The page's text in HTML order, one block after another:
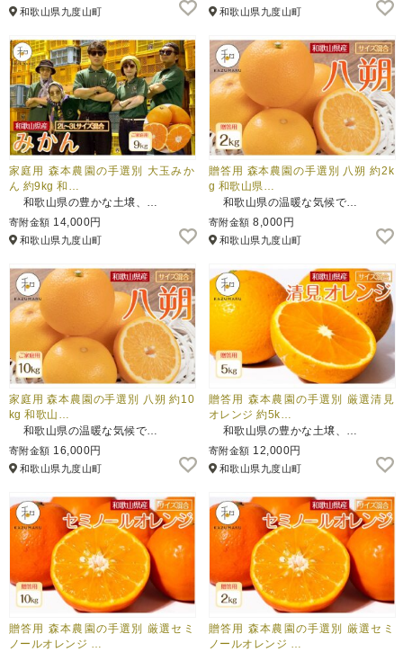
和歌山県九度山町 和歌山県九度山町
家庭用 森本農園の手選別 大玉みか
ん 約9kg 和…
和歌山県の豊かな土壌、…
寄附金額 14,000円
和歌山県九度山町
贈答用 森本農園の手選別 八朔 約2k
g 和歌山県…
和歌山県の温暖な気候で…
寄附金額 8,000円
和歌山県九度山町
家庭用 森本農園の手選別 八朔 約10
kg 和歌山…
和歌山県の温暖な気候で…
寄附金額 16,000円
和歌山県九度山町
贈答用 森本農園の手選別 厳選清見
オレンジ 約5k…
和歌山県の豊かな土壌、…
寄附金額 12,000円
和歌山県九度山町
贈答用 森本農園の手選別 厳選セミ
ノールオレンジ …
贈答用 森本農園の手選別 厳選セミ
ノールオレンジ …